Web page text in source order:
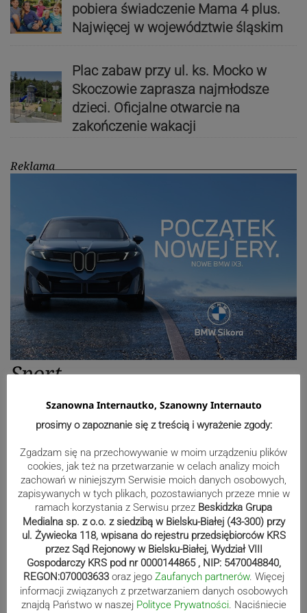
pobiera świadczenie Mama 4 plus.
Najwięcej w województwie śląskim
Plac zabaw przy ul. ks. Mocko w
Skoczowie zaprasza najmłodsze
dzieci. Oficjalne otwarcie na
zakończenie wakacji
Reklama
Sport
Mistrzowie świata z MCK Żywiec!
Bracia Szejowie ruszają po kolejne
punkty. Liderzy mistrzostw
wystartują w Rajdzie Rzeszowskim
80-lecie Soły Kobiernice. Będzie się
Szanowna Internautko, Szanowny Internauto
prosimy o zapoznanie się z treścią i wyrażenie zgody:
Zgadzam się na przechowywanie w moim urządzeniu plików
cookies, jak też na przetwarzanie w celach analizy moich
zachowań w niniejszym Serwisie moich danych osobowych,
zapisywanych w tych plikach, pozostawianych przeze mnie w
ramach korzystania z Serwisu przez Beskidzka Grupa
Medialna sp. z o.o. z siedzibą w Bielsku-Białej (43-300) przy
ul. Żywiecka 118, wpisana do rejestru przedsiębiorców KRS
przez Sąd Rejonowy w Bielsku-Białej, Wydział VIII
Gospodarczy KRS pod nr 0000144865 , NIP: 5470048840,
REGON:070003633 oraz jego Zaufanych partnerów. Więcej
informacji związanych z przetwarzaniem danych osobowych
znajdą Państwo w naszej Polityce Prywatności. Naciśniecie